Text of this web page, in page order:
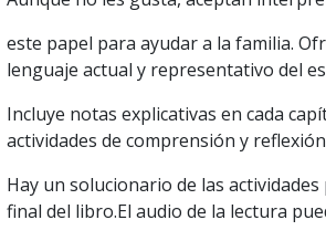
este papel para ayudar a la familia.
lenguaje actual y representativo del
Incluye notas explicativas en cada
actividades de comprensión y
Hay un solucionario de las
final del libro.El audio de la lectura